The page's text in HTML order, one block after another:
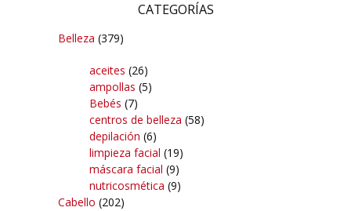
CATEGORÍAS
Belleza (379)
aceites (26)
ampollas (5)
Bebés (7)
centros de belleza (58)
depilación (6)
limpieza facial (19)
máscara facial (9)
nutricosmética (9)
Cabello (202)